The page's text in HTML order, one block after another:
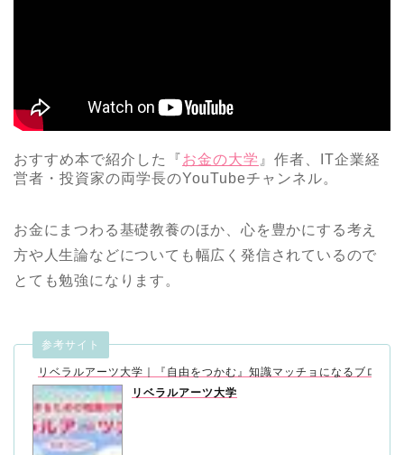
おすすめ本で紹介した『お金の大学 』作者、IT企業経
営者・投資家の両学長のYouTubeチャンネル。
お金にまつわる基礎教養のほか、心を豊かにする考え
方や人生論などについても幅広く発信されているので
とても勉強になります。
リベラルアーツ大学｜『自由をつかむ』知識マッチョになるブログ！
参考サイト
リベラルアーツ大学